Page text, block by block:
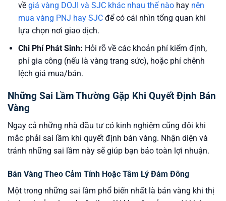
về giá vàng DOJI và SJC khác nhau thế nàohay nên
mua vàng PNJ hay SJCđể có cái nhìn tổng quan khi
lựa chọn nơi giao dịch.
Chi Phí Phát Sinh: Hỏi rõ về các khoản phí kiểm định,
phí gia công (nếu là vàng trang sức), hoặc phí chênh
lệch giá mua/bán.
Những Sai Lầm Thường Gặp Khi Quyết Định Bán
Vàng
Ngay cả những nhà đầu tư có kinh nghiệm cũng đôi khi
mắc phải sai lầm khi quyết định bán vàng. Nhận diện và
tránh những sai lầm này sẽ giúp bạn bảo toàn lợi nhuận.
Bán Vàng Theo Cảm Tính Hoặc Tâm Lý Đám Đông
Một trong những sai lầm phổ biến nhất là bán vàng khi thị